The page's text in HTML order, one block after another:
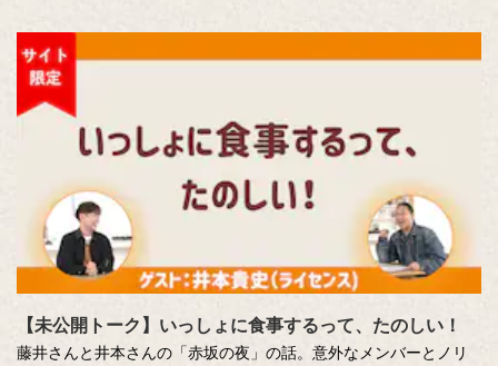
優）
【未公開トーク】いっしょに食事するって、たのしい！
藤井さんと井本さんの「赤坂の夜」の話。意外なメンバーとノリ